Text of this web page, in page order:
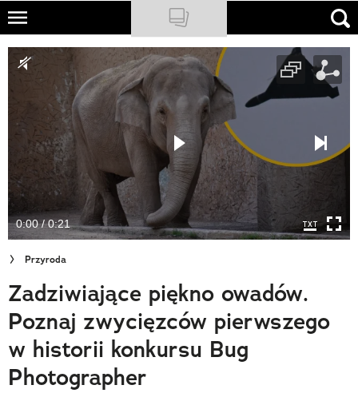
Skip
main
content
NATIONAL GEOGRAPHIC
TRAVELER
PODCASTY
Sklep
Newsletter
Cuda Polski
Wielki Konkurs Fotograficzny
Trendbook Podróżniczy
Polecane
0:00 / 0:21
Przyroda
Zadziwiające piękno owadów.
Poznaj zwycięzców pierwszego
w historii konkursu Bug
Photographer